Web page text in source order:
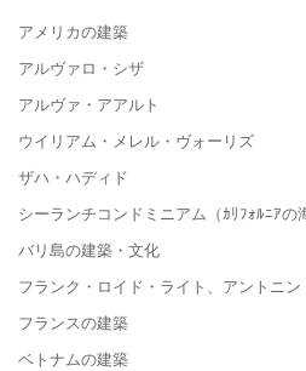
アメリカの建築
アルヴァロ・シザ
アルヴァ・アアルト
ウイリアム・メレル・ヴォーリズ
ザハ・ハディド
シーランチコンドミニアム（ｶﾘﾌｫﾙﾆｱの
バリ島の建築・文化
フランク・ロイド・ライト、アントニ
フランスの建築
ベトナムの建築